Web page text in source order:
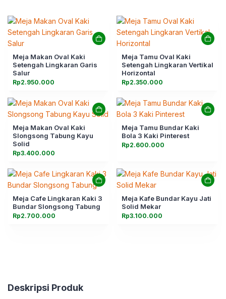
Meja Makan Oval Kaki
Setengah Lingkaran Garis
Salur
Rp2.950.000
Meja Tamu Oval Kaki
Setengah Lingkaran Vertikal
Horizontal
Rp2.350.000
Meja Makan Oval Kaki
Slongsong Tabung Kayu
Solid
Rp3.400.000
Meja Tamu Bundar Kaki
Bola 3 Kaki Pinterest
Rp2.600.000
Meja Cafe Lingkaran Kaki 3
Bundar Slongsong Tabung
Rp2.700.000
Meja Kafe Bundar Kayu Jati
Solid Mekar
Rp3.100.000
Deskripsi Produk